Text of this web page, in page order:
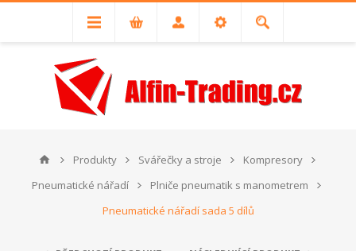
Produkty Svářečky a stroje
Kompresory
Pneumatické nářadí
Plniče pneumatik s manometrem
Pneumatické nářadí sada 5 dílů